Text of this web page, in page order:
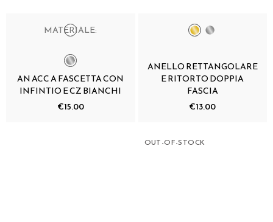
MATERIALE:
AN ACC A FASCETTA CON
INFINTIO E CZ BIANCHI
€15.00
ANELLO RETTANGOLARE
E RITORTO DOPPIA
FASCIA
€13.00
OUT-OF-STOCK